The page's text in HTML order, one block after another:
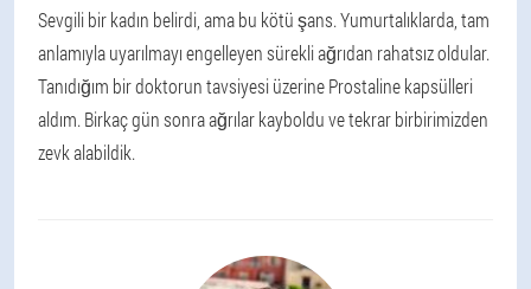
Sevgili bir kadın belirdi, ama bu kötü şans. Yumurtalıklarda, tam
anlamıyla uyarılmayı engelleyen sürekli ağrıdan rahatsız oldular.
Tanıdığım bir doktorun tavsiyesi üzerine Prostaline kapsülleri
aldım. Birkaç gün sonra ağrılar kayboldu ve tekrar birbirimizden
zevk alabildik.